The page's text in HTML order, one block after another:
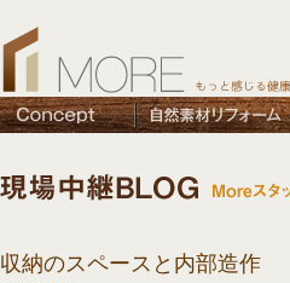
収納のスペースと内部造作